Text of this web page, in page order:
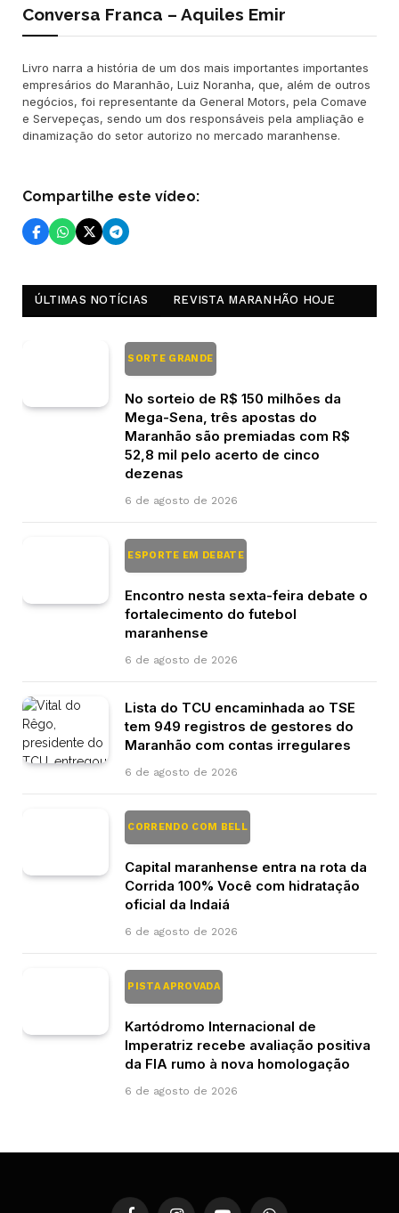
Conversa Franca – Aquiles Emir
Livro narra a história de um dos mais importantes importantes
empresários do Maranhão, Luiz Noranha, que, além de outros
negócios, foi representante da General Motors, pela Comave
e Servepeças, sendo um dos responsáveis pela ampliação e
dinamização do setor autorizo no mercado maranhense.
Compartilhe este vídeo:
ÚLTIMAS NOTÍCIAS REVISTA MARANHÃO HOJE
SORTE GRANDE
No sorteio de R$ 150 milhões da
Mega-Sena, três apostas do
Maranhão são premiadas com R$
52,8 mil pelo acerto de cinco
dezenas
6 de agosto de 2026
ESPORTE EM DEBATE
Encontro nesta sexta-feira debate o
fortalecimento do futebol
maranhense
6 de agosto de 2026
Lista do TCU encaminhada ao TSE
tem 949 registros de gestores do
Maranhão com contas irregulares
6 de agosto de 2026
CORRENDO COM BELL
Capital maranhense entra na rota da
Corrida 100% Você com hidratação
oficial da Indaiá
6 de agosto de 2026
PISTA APROVADA
Kartódromo Internacional de
Imperatriz recebe avaliação positiva
da FIA rumo à nova homologação
6 de agosto de 2026